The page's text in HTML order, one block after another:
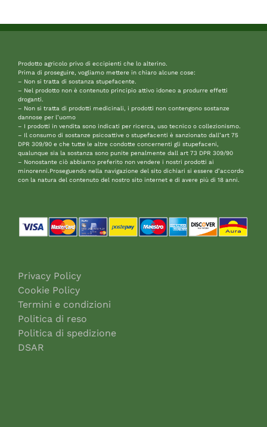
Prodotto agricolo privo di eccipienti che lo alterino.
Prima di proseguire, vogliamo mettere in chiaro alcune cose:
– Non si tratta di sostanza stupefacente.
– Nel prodotto non è contenuto principio attivo idoneo a produrre effetti
droganti.
– Non si tratta di prodotti medicinali, i prodotti non contengono sostanze
dannose per l’uomo
– I prodotti in vendita sono indicati per ricerca, uso tecnico o collezionismo.
– Il consumo di sostanze psicoattive o stupefacenti è sanzionato dall’art 75
DPR 309/90 e che tutte le altre condotte concernenti gli stupefaceni,
qualunque sia la sostanza sono punite penalmente dall art 73 DPR 309/90
– Nonostante ciò abbiamo preferito non vendere i nostri prodotti ai
minorenni.Proseguendo nella navigazione del sito dichiari si essere d’accordo
con la natura del contenuto del nostro sito internet e di avere più di 18 anni.
Privacy Policy
Cookie Policy
Termini e condizioni
Politica di reso
Politica di spedizione
DSAR